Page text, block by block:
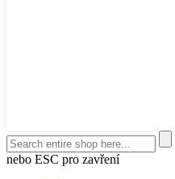
nebo ESC pro zavření